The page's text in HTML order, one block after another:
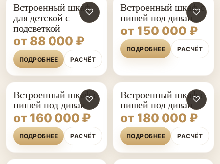
♡
Встроенный шкаф
для детской с
подсветкой
от 88 000 ₽
ПОДРОБНЕЕ РАСЧЁТ
♡
Встроенный шкаф с
нишей под диван
от 150 000 ₽
ПОДРОБНЕЕ РАСЧЁТ
♡
Встроенный шкаф с
нишей под диван
от 160 000 ₽
ПОДРОБНЕЕ РАСЧЁТ
♡
Встроенный шкаф с
нишей под диван
от 180 000 ₽
ПОДРОБНЕЕ РАСЧЁТ